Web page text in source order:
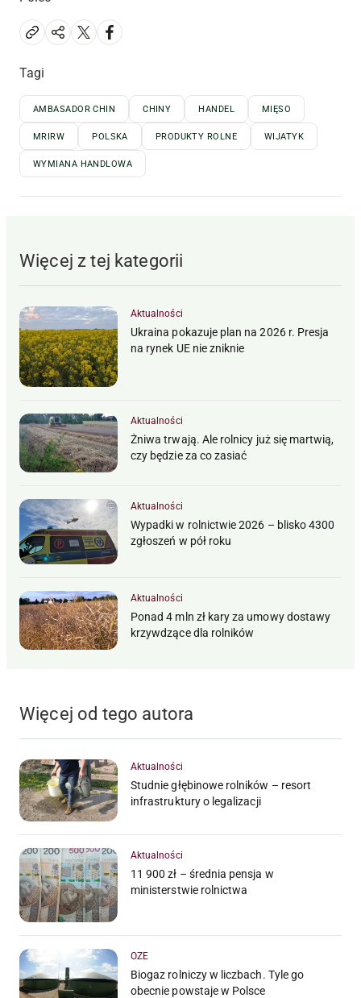
Tagi
AMBASADOR CHIN CHINY HANDEL MIĘSO
MRIRW POLSKA PRODUKTY ROLNE WIJATYK
WYMIANA HANDLOWA
Więcej z tej kategorii
Aktualności
Ukraina pokazuje plan na 2026 r. Presja
na rynek UE nie zniknie
Aktualności
Żniwa trwają. Ale rolnicy już się martwią,
czy będzie za co zasiać
Aktualności
Wypadki w rolnictwie 2026 – blisko 4300
zgłoszeń w pół roku
Aktualności
Ponad 4 mln zł kary za umowy dostawy
krzywdzące dla rolników
Więcej od tego autora
Aktualności
Studnie głębinowe rolników – resort
infrastruktury o legalizacji
Aktualności
11 900 zł – średnia pensja w
ministerstwie rolnictwa
OZE
Biogaz rolniczy w liczbach. Tyle go
obecnie powstaje w Polsce